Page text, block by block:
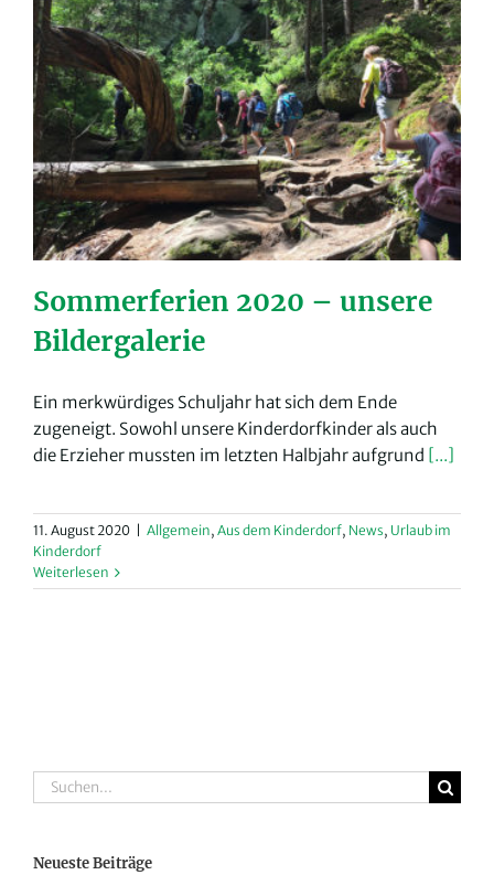
Sommerferien 2020 – unsere
Bildergalerie
Ein merkwürdiges Schuljahr hat sich dem Ende
zugeneigt. Sowohl unsere Kinderdorfkinder als auch
die Erzieher mussten im letzten Halbjahr aufgrund [...]
11. August 2020 Allgemein, Aus dem Kinderdorf, News, Urlaub im
Kinderdorf
Weiterlesen
Suche
nach:
Neueste Beiträge